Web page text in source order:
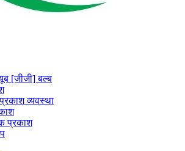
[जीजी] बल्ब
व्यवस्था
प्रकाश